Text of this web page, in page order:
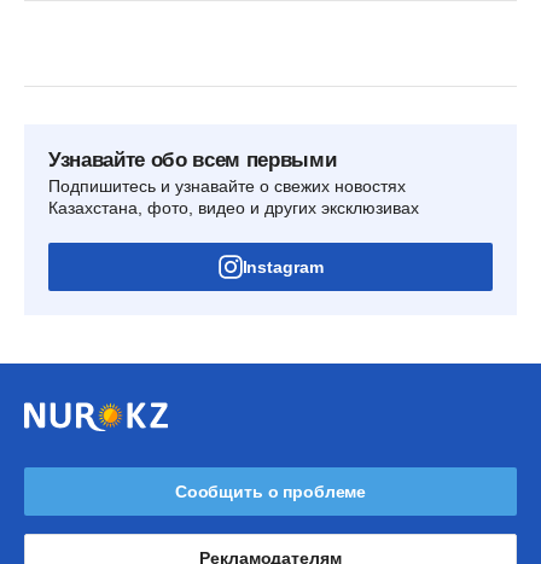
Узнавайте обо всем первыми
Подпишитесь и узнавайте о свежих новостях
Казахстана, фото, видео и других эксклюзивах
Instagram
Сообщить о проблеме
Рекламодателям